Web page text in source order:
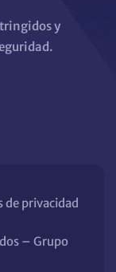
y
de privacidad
– Grupo